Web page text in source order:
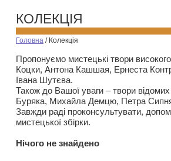
КОЛЕКЦІЯ
Головна / Колекція
Пропонуємо мистецькі твори
Коцки, Антона Кашшая, Ернеста
Івана Шутєва.
Також до Вашої уваги – твори
Буряка, Михайла Демцю, Петра
Завжди раді проконсультувати,
мистецької збірки.
Нiчого не знайдено